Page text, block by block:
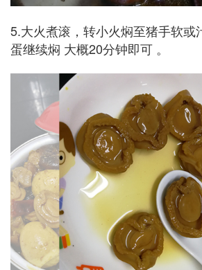
5.大火煮滚，转小火焖至猪手软或
蛋继续焖 大概20分钟即可 。